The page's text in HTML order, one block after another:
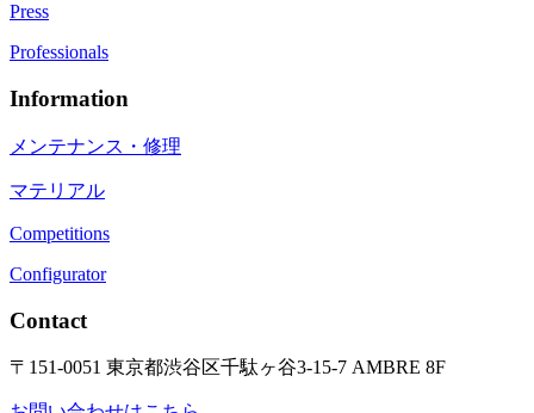
Press
Professionals
Information
メンテナンス・修理
マテリアル
Competitions
Configurator
Contact
〒151-0051 東京都渋谷区千駄ヶ谷3-15-7 AMBRE 8F